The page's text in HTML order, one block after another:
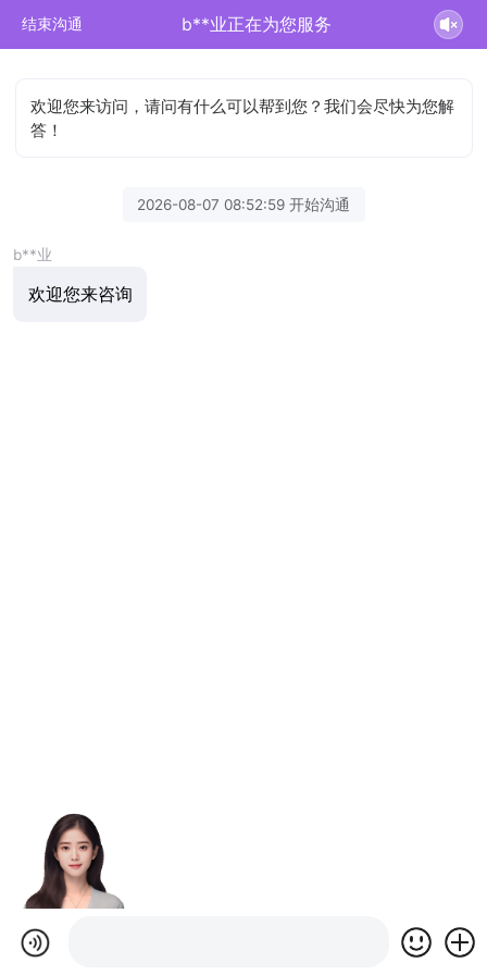
结束沟通 b**业正在为您服务
欢迎您来访问，请问有什么可以帮到您？我们会尽快为您解
答！
2026-08-07 08:52:59 开始沟通
b**业
欢迎您来咨询